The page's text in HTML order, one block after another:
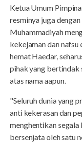
Ketua Umum
resminya juga
Muhammadiyah
kekejaman dan
hemat Haedar,
pihak yang bertindak
atas nama aapun.
"Seluruh dunia yang
anti kekerasan dan
menghentikan segala
bersenjata oleh satu